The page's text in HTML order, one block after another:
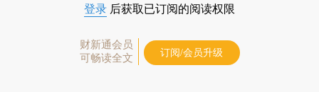
登录 后获取已订阅的阅读权限
财新通会员
可畅读全文
订阅/会员升级